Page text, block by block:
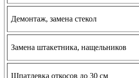
Демонтаж, замена стекол
Замена штакетника, нащельников
Шпатлевка откосов до 30 см